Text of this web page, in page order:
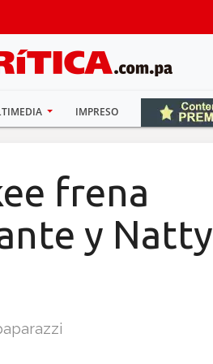
IMPRESO
frena
y Natty